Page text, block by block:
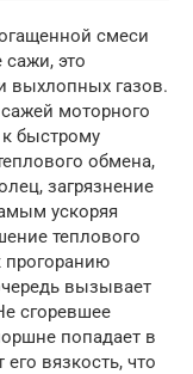
смеси
это
выхлопных газов.
моторного
быстрому
обмена,
загрязнение
ускоряя
теплового
прогоранию
вызывает
сгоревшее
попадает в
вязкость, что